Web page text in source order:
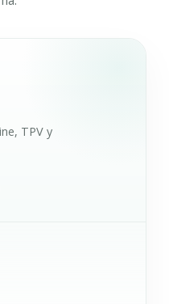
TPV y